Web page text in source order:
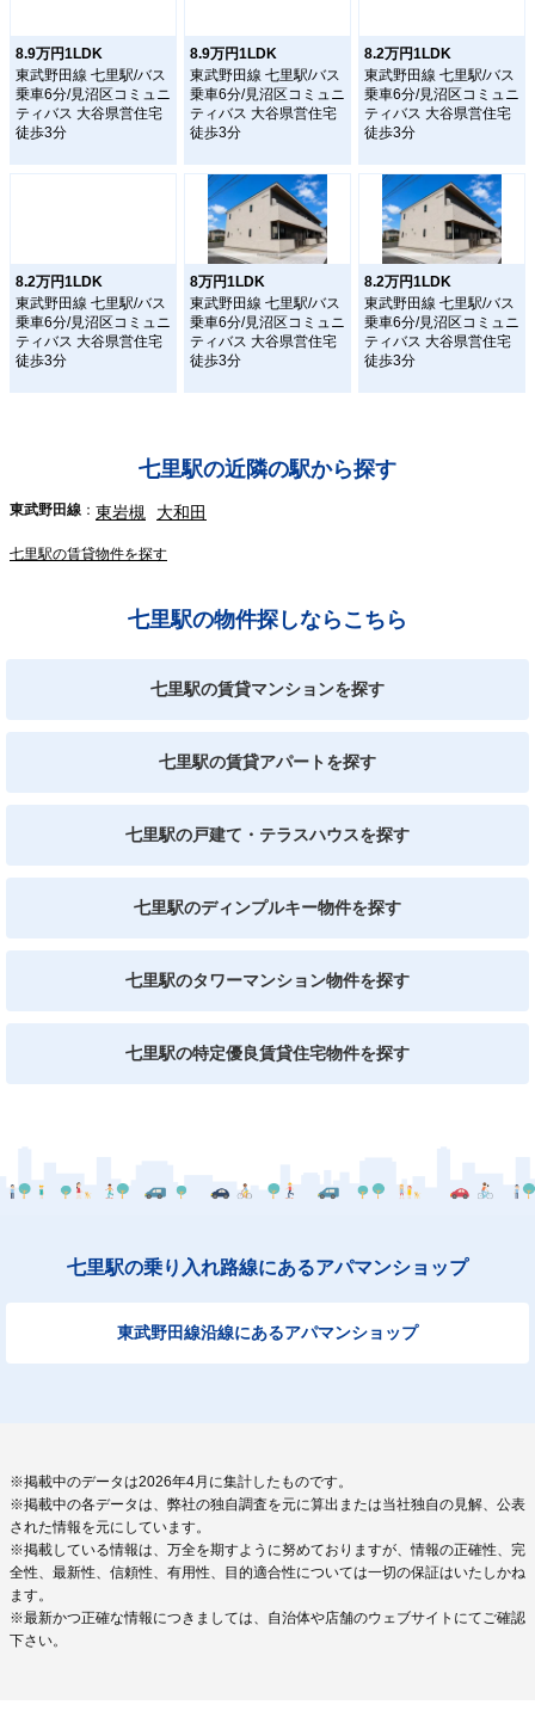
8.9万円1LDK
東武野田線 七里駅/バス
乗車6分/見沼区コミュニ
ティバス 大谷県営住宅
徒歩3分
8.9万円1LDK
東武野田線 七里駅/バス
乗車6分/見沼区コミュニ
ティバス 大谷県営住宅
徒歩3分
8.2万円1LDK
東武野田線 七里駅/バス
乗車6分/見沼区コミュニ
ティバス 大谷県営住宅
徒歩3分
8.2万円1LDK
東武野田線 七里駅/バス
乗車6分/見沼区コミュニ
ティバス 大谷県営住宅
徒歩3分
8万円1LDK
東武野田線 七里駅/バス
乗車6分/見沼区コミュニ
ティバス 大谷県営住宅
徒歩3分
8.2万円1LDK
東武野田線 七里駅/バス
乗車6分/見沼区コミュニ
ティバス 大谷県営住宅
徒歩3分
七里駅の近隣の駅から探す
東武野田線 東岩槻 大和田
七里駅の賃貸物件を探す
七里駅の物件探しならこちら
七里駅の賃貸マンションを探す
七里駅の賃貸アパートを探す
七里駅の戸建て・テラスハウスを探す
七里駅のディンプルキー物件を探す
七里駅のタワーマンション物件を探す
七里駅の特定優良賃貸住宅物件を探す
七里駅の乗り入れ路線にあるアパマンショップ
東武野田線沿線にあるアパマンショップ
※掲載中のデータは2026年4月に集計したものです。
※掲載中の各データは、弊社の独自調査を元に算出または当社独自の見解、公表
された情報を元にしています。
※掲載している情報は、万全を期すように努めておりますが、情報の正確性、完
全性、最新性、信頼性、有用性、目的適合性については一切の保証はいたしかね
ます。
※最新かつ正確な情報につきましては、自治体や店舗のウェブサイトにてご確認
下さい。